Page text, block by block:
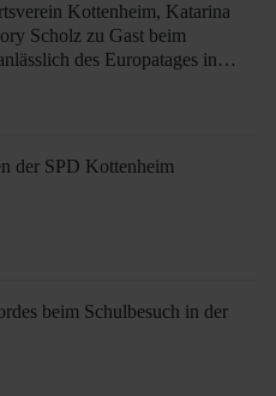
Kottenheim, Katarina
Scholz zu Gast beim
des Europatages in
der SPD Kottenheim
beim Schulbesuch in der